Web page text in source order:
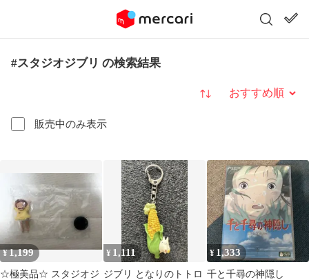
#スタジオジブリ の検索結果
販売中のみ表示
並び替え
¥1,199
☆極美品☆ スタジオジ
¥ 1,111
ジブリ となりのトトロ
¥ 1,333
千と千尋の神隠し